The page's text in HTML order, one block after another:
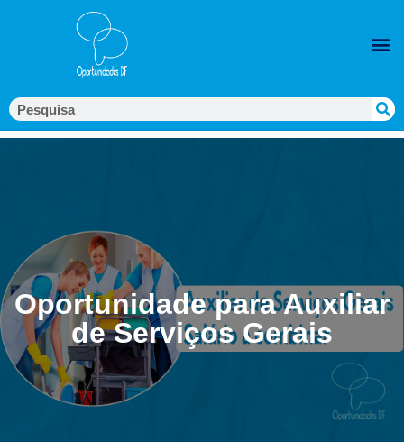
Oportunidade para Auxiliar
de Serviços Gerais